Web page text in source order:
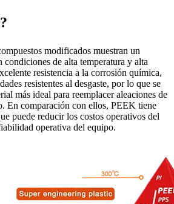
modificados muestran un
condiciones de alta temperatura y alta
resistencia a la corrosión química,
resistentes al desgaste, por lo que se
más ideal para reemplacer aleaciones de
En comparación con ellos, PEEK tiene
puede reducir los costos operativos del
operativa del equipo.